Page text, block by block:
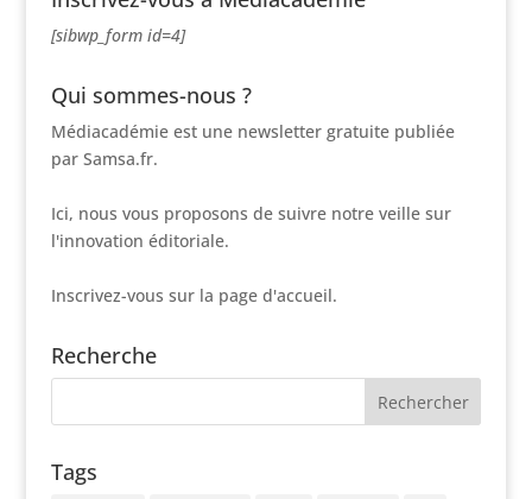
[sibwp_form id=4]
Qui sommes-nous ?
Médiacadémie est une newsletter gratuite publiée
par Samsa.fr.
Ici, nous vous proposons de suivre notre veille sur
l'innovation éditoriale.
Inscrivez-vous sur la page d'accueil.
Recherche
Tags